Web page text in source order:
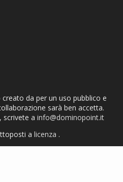
da per un uso pubblico e
sarà ben accetta.
scrivete a info@dominopoint.it
a licenza .